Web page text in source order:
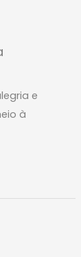
e
à